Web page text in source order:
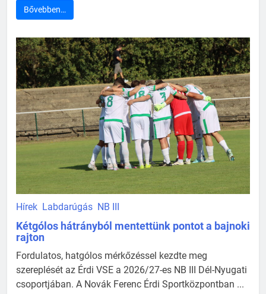
Bővebben…
Hírek Labdarúgás NB III
Kétgólos hátrányból mentettünk pontot a bajnoki
rajton
Fordulatos, hatgólos mérkőzéssel kezdte meg
szereplését az Érdi VSE a 2026/27-es NB III Dél-Nyugati
csoportjában. A Novák Ferenc Érdi Sportközpontban ...